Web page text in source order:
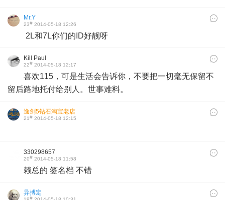
Mr.Y
23# 2014-05-18 12:26
2L和7L你们的ID好靓呀
Kill Paul
22# 2014-05-18 12:17
喜欢115，可是生活会告诉你，不要把一切毫无保留不
留后路地托付给别人。世事难料。
逸剑5钻石淘宝老店
21# 2014-05-18 12:15
330298657
20# 2014-05-18 11:58
赖总的 签名档 不错
异搏定
#